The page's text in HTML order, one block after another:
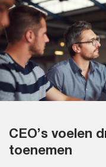
CEO’s voelen
toenemen